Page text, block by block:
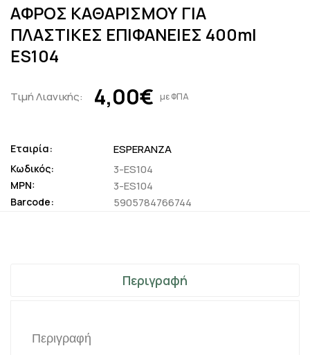
ΑΦΡΟΣ ΚΑΘΑΡΙΣΜΟΥ ΓΙΑ
ΠΛΑΣΤΙΚΕΣ ΕΠΙΦΑΝΕΙΕΣ 400ml
ES104
Τιμή Λιανικής: 4,00€ με ΦΠΑ
Εταιρία: ESPERANZA
Κωδικός: 3-ES104
MPN: 3-ES104
Barcode: 5905784766744
Περιγραφή
Περιγραφή